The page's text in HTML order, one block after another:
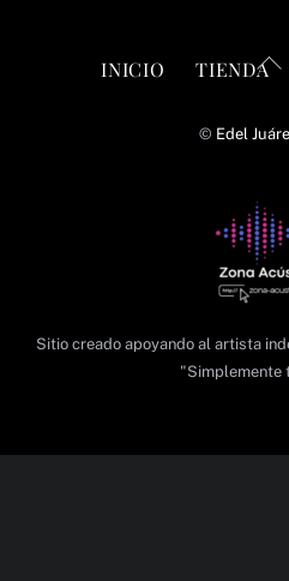
INICIO TIENDA
© Edel
Sitio creado apoyando al artista
"Simplemente